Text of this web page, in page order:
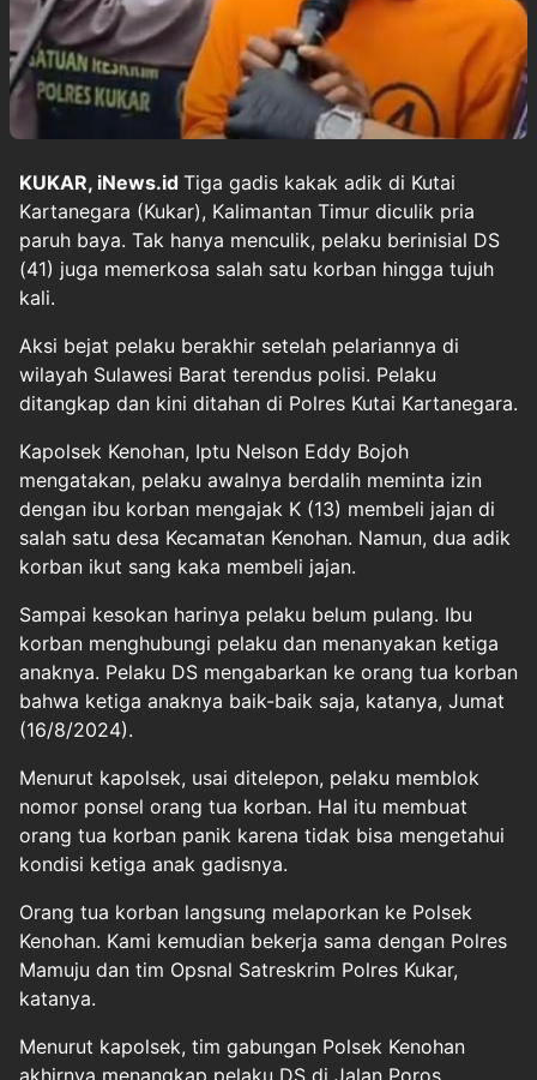
KUKAR, iNews.id Tiga gadis kakak adik di Kutai
Kartanegara (Kukar), Kalimantan Timur diculik pria
paruh baya. Tak hanya menculik, pelaku berinisial DS
(41) juga memerkosa salah satu korban hingga tujuh
kali.
Aksi bejat pelaku berakhir setelah pelariannya di
wilayah Sulawesi Barat terendus polisi. Pelaku
ditangkap dan kini ditahan di Polres Kutai Kartanegara.
Kapolsek Kenohan, Iptu Nelson Eddy Bojoh
mengatakan, pelaku awalnya berdalih meminta izin
dengan ibu korban mengajak K (13) membeli jajan di
salah satu desa Kecamatan Kenohan. Namun, dua adik
korban ikut sang kaka membeli jajan.
Sampai kesokan harinya pelaku belum pulang. Ibu
korban menghubungi pelaku dan menanyakan ketiga
anaknya. Pelaku DS mengabarkan ke orang tua korban
bahwa ketiga anaknya baik-baik saja, katanya, Jumat
(16/8/2024).
Menurut kapolsek, usai ditelepon, pelaku memblok
nomor ponsel orang tua korban. Hal itu membuat
orang tua korban panik karena tidak bisa mengetahui
kondisi ketiga anak gadisnya.
Orang tua korban langsung melaporkan ke Polsek
Kenohan. Kami kemudian bekerja sama dengan Polres
Mamuju dan tim Opsnal Satreskrim Polres Kukar,
katanya.
Menurut kapolsek, tim gabungan Polsek Kenohan
akhirnya menangkap pelaku DS di Jalan Poros